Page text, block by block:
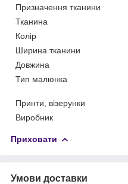
Призначення тканини
Тканина
Колір
Ширина тканини
Довжина
Тип малюнка
Принти, візерунки
Виробник
Приховати
Умови доставки